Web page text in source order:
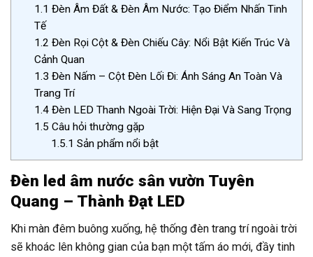
1.1 Đèn Âm Đất & Đèn Âm Nước: Tạo Điểm Nhấn Tinh
Tế
1.2 Đèn Rọi Cột & Đèn Chiếu Cây: Nổi Bật Kiến Trúc Và
Cảnh Quan
1.3 Đèn Nấm – Cột Đèn Lối Đi: Ánh Sáng An Toàn Và
Trang Trí
1.4 Đèn LED Thanh Ngoài Trời: Hiện Đại Và Sang Trọng
1.5 Câu hỏi thường gặp
1.5.1 Sản phẩm nổi bật
Đèn led âm nước sân vườn Tuyên
Quang – Thành Đạt LED
Khi màn đêm buông xuống, hệ thống đèn trang trí ngoài trời
sẽ khoác lên không gian của bạn một tấm áo mới, đầy tinh